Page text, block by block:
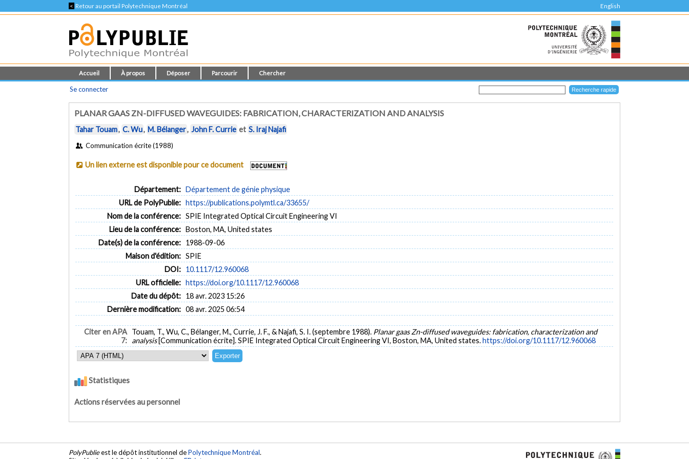
< Retour au portail Polytechnique Montréal English
Accueil À propos Déposer Parcourir Chercher
Se connecter
PLANAR GAAS ZN-DIFFUSED WAVEGUIDES: FABRICATION, CHARACTERIZATION AND ANALYSIS
Tahar Touam, C. Wu, M. Bélanger, John F. Currie et S. Iraj Najafi
Communication écrite (1988)
Un lien externe est disponible pour ce document
Département: Département de génie physique
URL de PolyPublie: https://publications.polymtl.ca/33655/
Nom de la conférence: SPIE Integrated Optical Circuit Engineering VI
Lieu de la conférence: Boston, MA, United states
Date(s) de la conférence: 1988-09-06
Maison d'édition: SPIE
DOI: 10.1117/12.960068
URL officielle: https://doi.org/10.1117/12.960068
Date du dépôt: 18 avr. 2023 15:26
Dernière modification: 08 avr. 2025 06:54
Citer en APA
7:
Touam, T., Wu, C., Bélanger, M., Currie, J. F., & Najafi, S. I. (septembre 1988). Planar gaas Zn-diffused waveguides: fabrication, characterization and
analysis [Communication écrite]. SPIE Integrated Optical Circuit Engineering VI, Boston, MA, United states.https://doi.org/10.1117/12.960068
Statistiques
Actions réservées au personnel
PolyPublieest le dépôt institutionnel dePolytechnique Montréal.